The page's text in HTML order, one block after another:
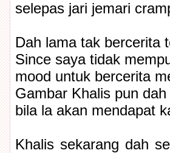
selepas jari jemari
Dah lama tak bercerita
Since saya tidak
mood untuk bercerita
Gambar Khalis pun
bila la akan mendapat
Khalis sekarang dah